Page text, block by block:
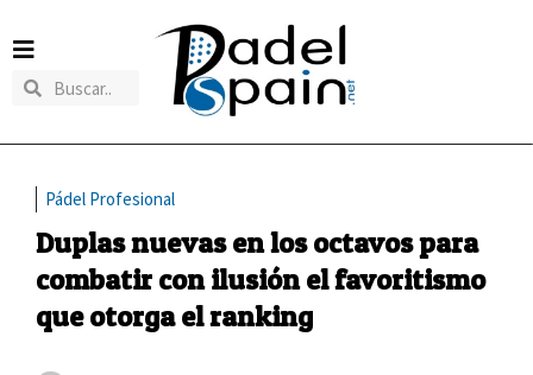
Pádel Profesional
Duplas nuevas en los octavos para
combatir con ilusión el favoritismo
que otorga el ranking